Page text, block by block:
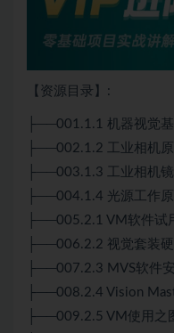
【资源目录】:
├──001.1.1 机器视觉
├──002.1.2 工业相机
├──003.1.3 工业相机
├──004.1.4 光源工作
├──005.2.1 VM软件试
├──006.2.2 视觉套装
├──007.2.3 MVS软件
├──008.2.4 Vision
├──009.2.5 VM使用之